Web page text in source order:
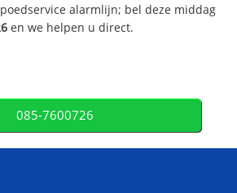
alarmlijn; bel deze middag
en we helpen u direct.
085-7600726